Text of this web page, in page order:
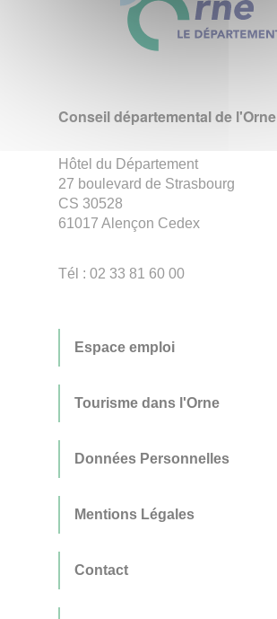
Conseil départemental de l'Orne
Hôtel du Département
27 boulevard de Strasbourg
CS 30528
61017 Alençon Cedex
Tél : 02 33 81 60 00
Espace emploi
Tourisme dans l'Orne
Données Personnelles
Mentions Légales
Contact